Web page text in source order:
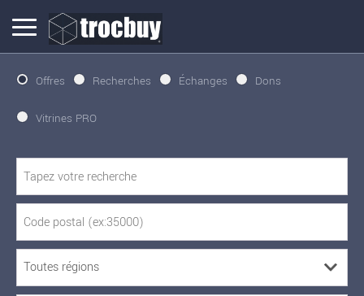
Offres Recherches Échanges Dons
Vitrines PRO